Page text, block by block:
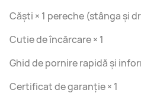
Căști × 1 pereche (stânga și
Cutie de încărcare × 1
Ghid de pornire rapidă și
Certificat de garanție × 1